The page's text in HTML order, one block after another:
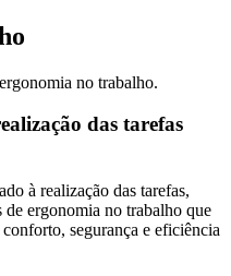
no trabalho.
das tarefas
à realização das tarefas,
de ergonomia no trabalho que
segurança e eficiência